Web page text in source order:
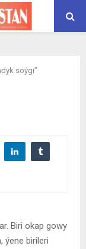
söýgi”
Biri okap gowy
ýene birileri